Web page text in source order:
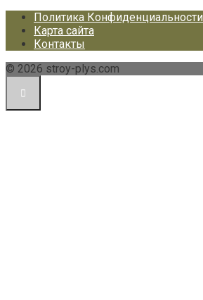
Политика Конфиденциальности
Карта сайта
Контакты
© 2026 stroy-plys.com